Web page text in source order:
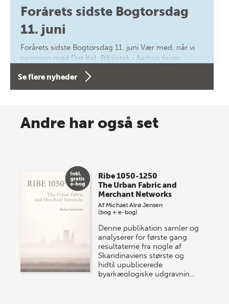
Forårets sidste Bogtorsdag
11. juni
Forårets sidste Bogtorsdag 11. juni Vær med, når vi
sammen med Det Kgl. Bibliotek i Aarhus fejrer
forfatterne bag vores nyes…
Spar op til 70% til sommer-
store sommer-lagersalg, så sæt kryds i kalenderen
onsdag den 10. j…
Se flere nyheder
Andre har også set
Ribe 1050-1250
The Urban Fabric and
Merchant Networks
Af Michael Alrø Jensen
(bog + e-bog)
Denne publikation samler og
analyserer for første gang
resultaterne fra nogle af
Skandinaviens største og
hidtil upublicerede
byarkæologiske udgravnin…